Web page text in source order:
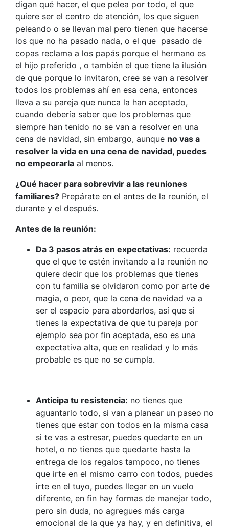
digan qué hacer, el que pelea por todo, el que
quiere ser el centro de atención, los que siguen
peleando o se llevan mal pero tienen que hacerse
los que no ha pasado nada, o el que pasado de
copas reclama a los papás porque el hermano es
el hijo preferido , o también el que tiene la ilusión
de que porque lo invitaron, cree se van a resolver
todos los problemas ahí en esa cena, entonces
lleva a su pareja que nunca la han aceptado,
cuando debería saber que los problemas que
siempre han tenido no se van a resolver en una
cena de navidad, sin embargo, aunque no vas a
resolver la vida en una cena de navidad, puedes
no empeorarla al menos.
¿Qué hacer para sobrevivir a las reuniones
familiares? Prepárate en el antes de la reunión, el
durante y el después.
Antes de la reunión:
Da 3 pasos atrás en expectativas: recuerda
que el que te estén invitando a la reunión no
quiere decir que los problemas que tienes
con tu familia se olvidaron como por arte de
magia, o peor, que la cena de navidad va a
ser el espacio para abordarlos, así que si
tienes la expectativa de que tu pareja por
ejemplo sea por fin aceptada, eso es una
expectativa alta, que en realidad y lo más
probable es que no se cumpla.
Anticipa tu resistencia: no tienes que
aguantarlo todo, si van a planear un paseo no
tienes que estar con todos en la misma casa
si te vas a estresar, puedes quedarte en un
hotel, o no tienes que quedarte hasta la
entrega de los regalos tampoco, no tienes
que irte en el mismo carro con todos, puedes
irte en el tuyo, puedes llegar en un vuelo
diferente, en fin hay formas de manejar todo,
pero sin duda, no agregues más carga
emocional de la que ya hay, y en definitiva, el